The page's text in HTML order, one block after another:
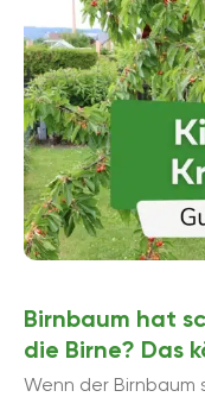
Birnbaum hat
die Birne? Das
Wenn der